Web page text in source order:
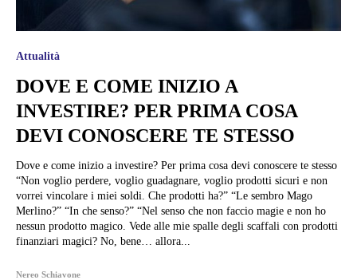
Attualità
DOVE E COME INIZIO A
INVESTIRE? PER PRIMA COSA
DEVI CONOSCERE TE STESSO
Dove e come inizio a investire? Per prima cosa devi conoscere te stesso
“Non voglio perdere, voglio guadagnare, voglio prodotti sicuri e non
vorrei vincolare i miei soldi. Che prodotti ha?” “Le sembro Mago
Merlino?” “In che senso?” “Nel senso che non faccio magie e non ho
nessun prodotto magico. Vede alle mie spalle degli scaffali con prodotti
finanziari magici? No, bene… allora...
Nereo Schiavone